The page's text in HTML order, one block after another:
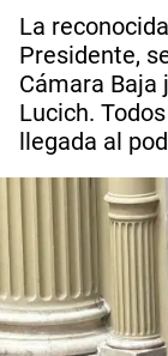
La
Presidente,
Cámara Baja
Lucich.
llegada al